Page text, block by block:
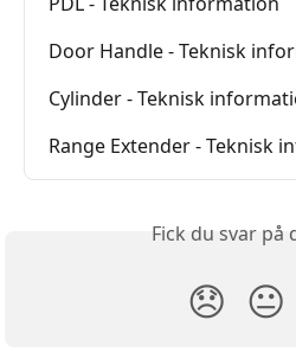
Door Handle - Teknisk
Cylinder - Teknisk
Range Extender - Teknisk
Fick du svar på
😞 😐